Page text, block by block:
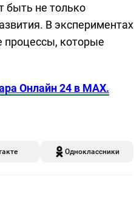
быть не только
В экспериментах
процессы, которые
Онлайн 24 в MAX.
Одноклассники